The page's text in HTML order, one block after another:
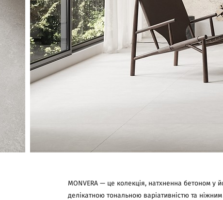
MONVERA — це колекція, натхненна бетоном у
делікатною тональною варіативністю та